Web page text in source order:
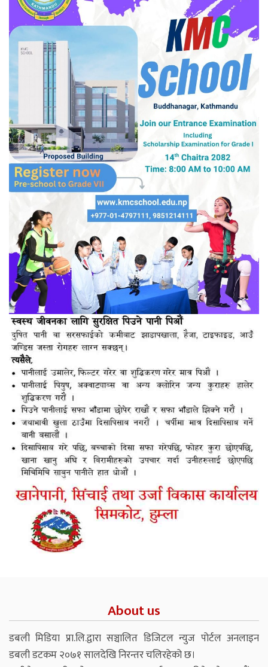
About us
डबली मिडिया प्रा.लि.द्वारा सञ्चालित डिजिटल न्युज पोर्टल अनलाइन
डबली डटकम २०७१ सालदेखि निरन्तर चलिरहेको छ।